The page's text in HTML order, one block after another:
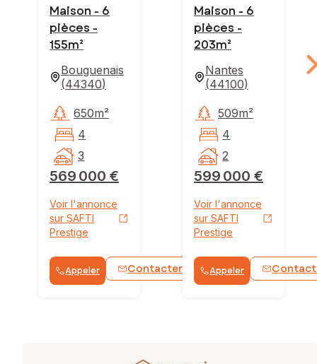
Maison - 6
pièces -
155m²
Bouguenais
(44340)
569 000 €
650m²
4
3
Voir l'annonce
sur SAFTI
Prestige
Appeler Contacter WhatsApp
Maison - 6
pièces -
203m²
Nantes
(44100)
599 000 €
509m²
4
2
Voir l'annonce
sur SAFTI
Prestige
Appeler